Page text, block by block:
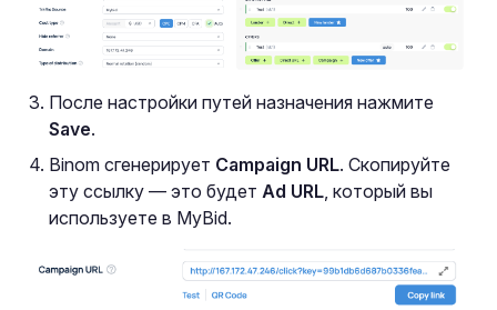
После настройки путей назначения нажмите
Save.
Binom сгенерирует Campaign URL. Скопируйте
эту ссылку — это будет Ad URL , который вы
используете в MyBid.